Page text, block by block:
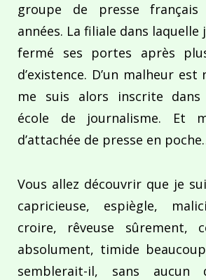
groupe de presse
années. La filiale dans laquelle
fermé ses portes après
d’existence. D’un malheur est
me suis alors inscrite dans
école de journalisme. Et
d’attachée de presse en
Vous allez découvrir que je
capricieuse, espiègle,
croire, rêveuse sûrement,
absolument, timide
semblerait-il, sans aucun